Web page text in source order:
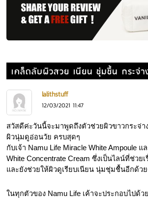
เคล็ดลับผิวสวย เนียน ชุ่มชื้น กระจ่า
lalithstuff
12/03/2021 11:47
สวัสดีค่ะวันนี้จะมาพูดถึงตัวช่วยผิวขาวกระจ่า
ผิวนุ่มดูอ่อนวัย ครบสุดๆ
กับเจ้า Namu Life Miracle White Ampoule แ
White Concentrate Cream ซึ่งเป็นไลน์ที่ช่วย
และยังช่วยให้ผิวดูเรียบเนียน นุ่มชุ่มชื้นอีกด้ว
ในทุกตัวของ Namu Life เค้าจะประกอบไปด้วย